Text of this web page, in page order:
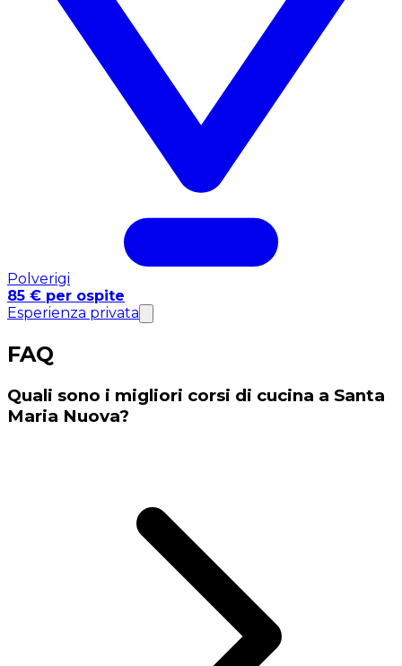
Polverigi
85 € per ospite
Esperienza privata
FAQ
Quali sono i migliori corsi di cucina a Santa
Maria Nuova?